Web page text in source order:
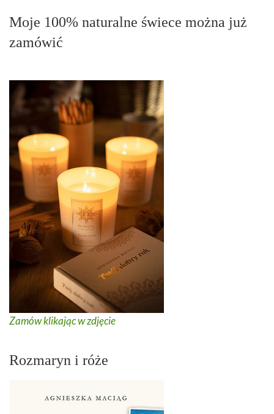
Moje 100% naturalne świece można już
zamówić
Zamów klikając w zdjęcie
Rozmaryn i róże